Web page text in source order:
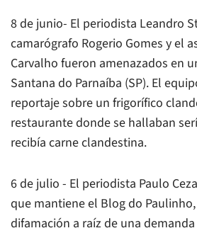
8 de junio- El periodista Leandro
camarógrafo Rogerio Gomes y el
Carvalho fueron amenazados en
Santana do Parnaíba (SP). El
reportaje sobre un frigorífico
restaurante donde se hallaban
recibía carne clandestina.
6 de julio - El periodista Paulo
que mantiene el Blog do
difamación a raíz de una